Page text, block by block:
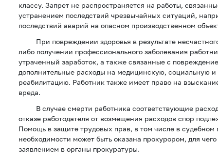
классу. Запрет не распространяется на работы,
устранением последствий чрезвычайных ситуаций,
последствий аварий на опасном производственном
При повреждении здоровья в результате
либо получении профессионального заболевания
утраченный заработок, а также связанные с
дополнительные расходы на медицинскую, социальную
реабилитацию. Работник также имеет право на
вреда.
В случае смерти работника соответствующие
отказе работодателя от возмещения расходов спор
Помощь в защите трудовых прав, в том числе в судебном
необходимости может быть оказана прокурором, для чего
заявлением в органы прокуратуры.